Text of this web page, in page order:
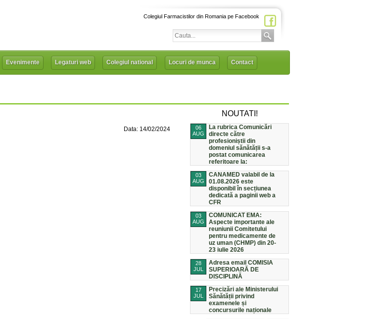
Colegiul Farmacistilor din Romania pe Facebook
Evenimente Legaturi web Colegiul national Locuri de munca Contact
Data: 14/02/2024
NOUTATI!
06
AUG
La rubrica Comunicări
directe către
profesioniștii din
domeniul sănătății s-a
postat comunicarea
referitoare la:
03
AUG
CANAMED valabil de la
01.08.2026 este
disponibil în secțiunea
dedicată a paginii web a
CFR
03
AUG
COMUNICAT EMA:
Aspecte importante ale
reuniunii Comitetului
pentru medicamente de
uz uman (CHMP) din 20-
23 iulie 2026
28
JUL
Adresa email COMISIA
SUPERIOARĂ DE
DISCIPLINĂ
17
JUL
Precizări ale Ministerului
Sănătății privind
examenele și
concursurile naționale